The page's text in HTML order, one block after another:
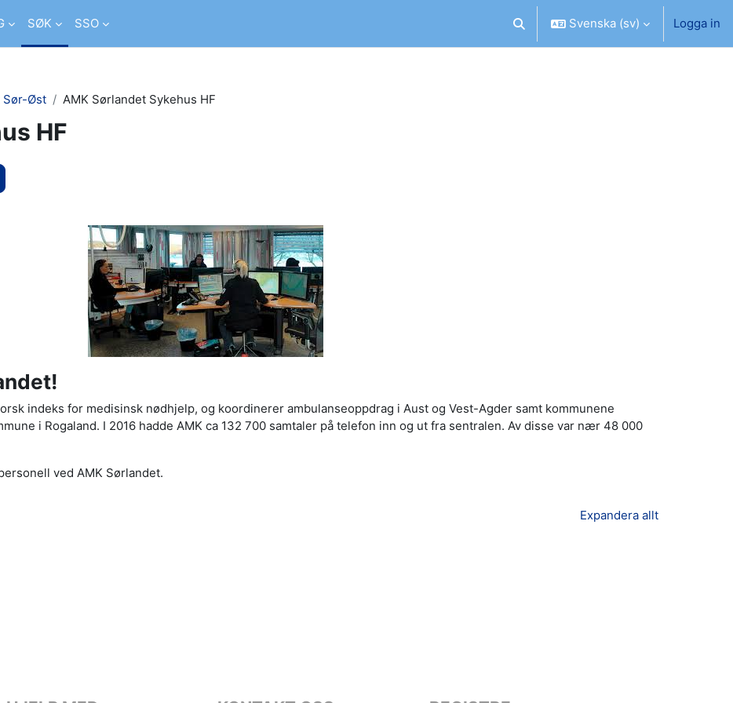
SØK SSO Växla sökinmatning
Svenska ‎(sv)‎ Logga in
Sør-Øst AMK Sørlandet Sykehus HF
HF
kurser
indeks for medisinsk nødhjelp, og koordinerer ambulanseoppdrag i Aust og Vest-Agder samt kommunene
i Rogaland. I 2016 hadde AMK ca 132 700 samtaler på telefon inn og ut fra sentralen. Av disse var nær 48 000
ved AMK Sørlandet.
Expandera allt